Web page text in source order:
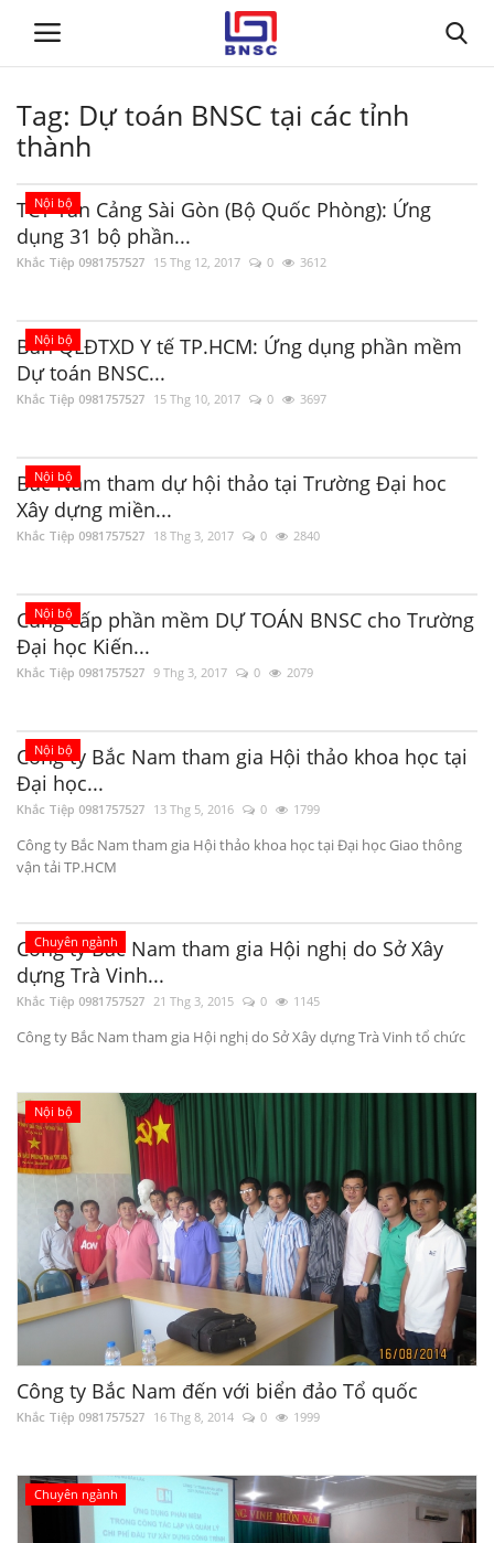
Đăng nhập Đăng ký
Trang chủ
Giới thiệu
Dự toán BNSC
Đào Tạo
Tag: Dự toán BNSC tại các tỉnh
thành
Nội bộ
TCT Tân Cảng Sài Gòn (Bộ Quốc Phòng): Ứng
dụng 31 bộ phần...
Khắc Tiệp 0981757527 15 Thg 12, 2017 0 3612
Nội bộ
Ban QLĐTXD Y tế TP.HCM: Ứng dụng phần mềm
Dự toán BNSC...
Khắc Tiệp 0981757527 15 Thg 10, 2017 0 3697
Nội bộ
Bắc Nam tham dự hội thảo tại Trường Đại hoc
Xây dựng miền...
Khắc Tiệp 0981757527 18 Thg 3, 2017 0 2840
Nội bộ
Cung cấp phần mềm DỰ TOÁN BNSC cho Trường
Đại học Kiến...
Khắc Tiệp 0981757527 9 Thg 3, 2017 0 2079
Nội bộ
Công ty Bắc Nam tham gia Hội thảo khoa học tại
Đại học...
Khắc Tiệp 0981757527 13 Thg 5, 2016 0 1799
Công ty Bắc Nam tham gia Hội thảo khoa học tại Đại học Giao thông
vận tải TP.HCM
Chuyên ngành
Công ty Bắc Nam tham gia Hội nghị do Sở Xây
dựng Trà Vinh...
Khắc Tiệp 0981757527 21 Thg 3, 2015 0 1145
Công ty Bắc Nam tham gia Hội nghị do Sở Xây dựng Trà Vinh tổ chức
Nội bộ
Công ty Bắc Nam đến với biển đảo Tổ quốc
Khắc Tiệp 0981757527 16 Thg 8, 2014 0 1999
Chuyên ngành